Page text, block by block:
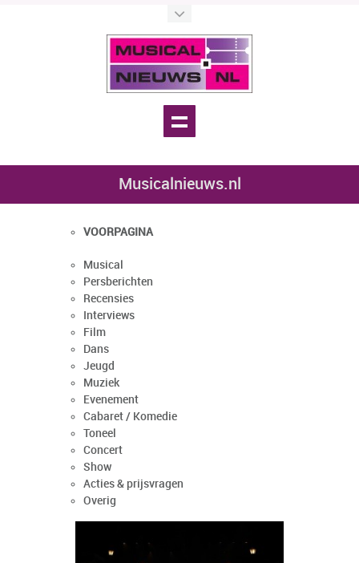
Musicalnieuws.nl
VOORPAGINA
Musical
Persberichten
Recensies
Interviews
Film
Dans
Jeugd
Muziek
Evenement
Cabaret / Komedie
Toneel
Concert
Show
Acties & prijsvragen
Overig